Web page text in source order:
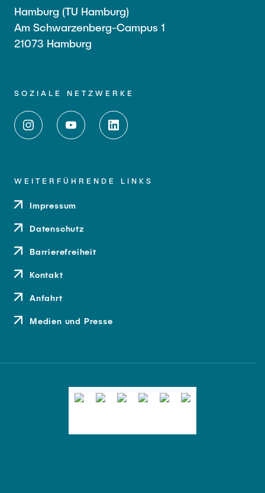
Hamburg (TU Hamburg)
Am Schwarzenberg-Campus 1
21073 Hamburg
SOZIALE NETZWERKE
WEITERFÜHRENDE LINKS
Impressum
Datenschutz
Barrierefreiheit
Kontakt
Anfahrt
Medien und Presse